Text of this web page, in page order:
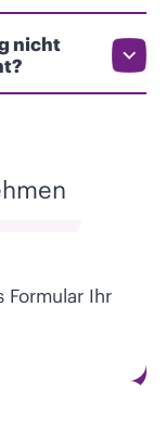
nicht
Formular Ihr